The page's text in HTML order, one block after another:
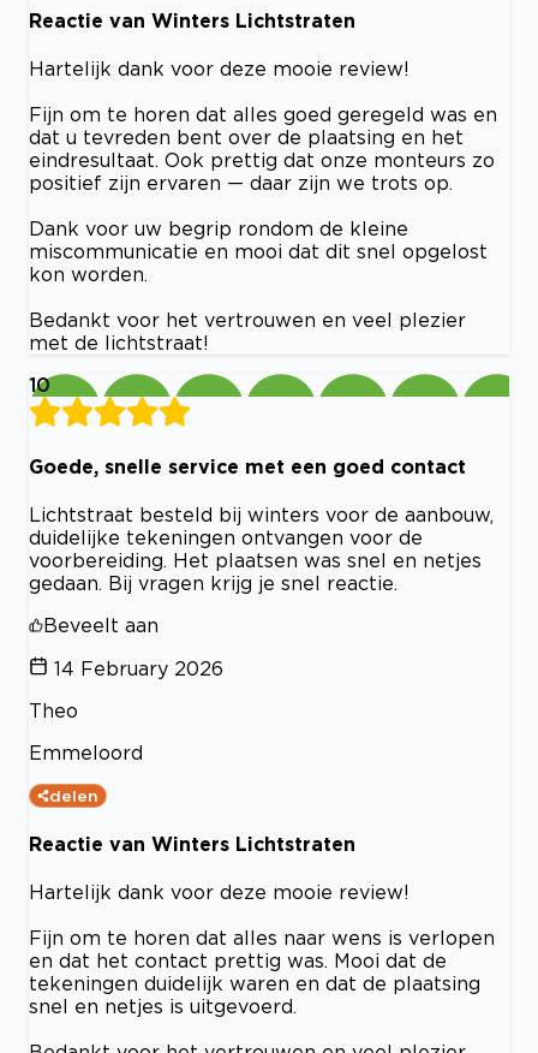
Reactie van Winters Lichtstraten
Hartelijk dank voor deze mooie review!
Fijn om te horen dat alles goed geregeld was en
dat u tevreden bent over de plaatsing en het
eindresultaat. Ook prettig dat onze monteurs zo
positief zijn ervaren — daar zijn we trots op.
Dank voor uw begrip rondom de kleine
miscommunicatie en mooi dat dit snel opgelost
kon worden.
Bedankt voor het vertrouwen en veel plezier
met de lichtstraat!
10
Goede, snelle service met een goed contact
Lichtstraat besteld bij winters voor de aanbouw,
duidelijke tekeningen ontvangen voor de
voorbereiding. Het plaatsen was snel en netjes
gedaan. Bij vragen krijg je snel reactie.
Beveelt aan
14 February 2026
Theo
Emmeloord
delen
Reactie van Winters Lichtstraten
Hartelijk dank voor deze mooie review!
Fijn om te horen dat alles naar wens is verlopen
en dat het contact prettig was. Mooi dat de
tekeningen duidelijk waren en dat de plaatsing
snel en netjes is uitgevoerd.